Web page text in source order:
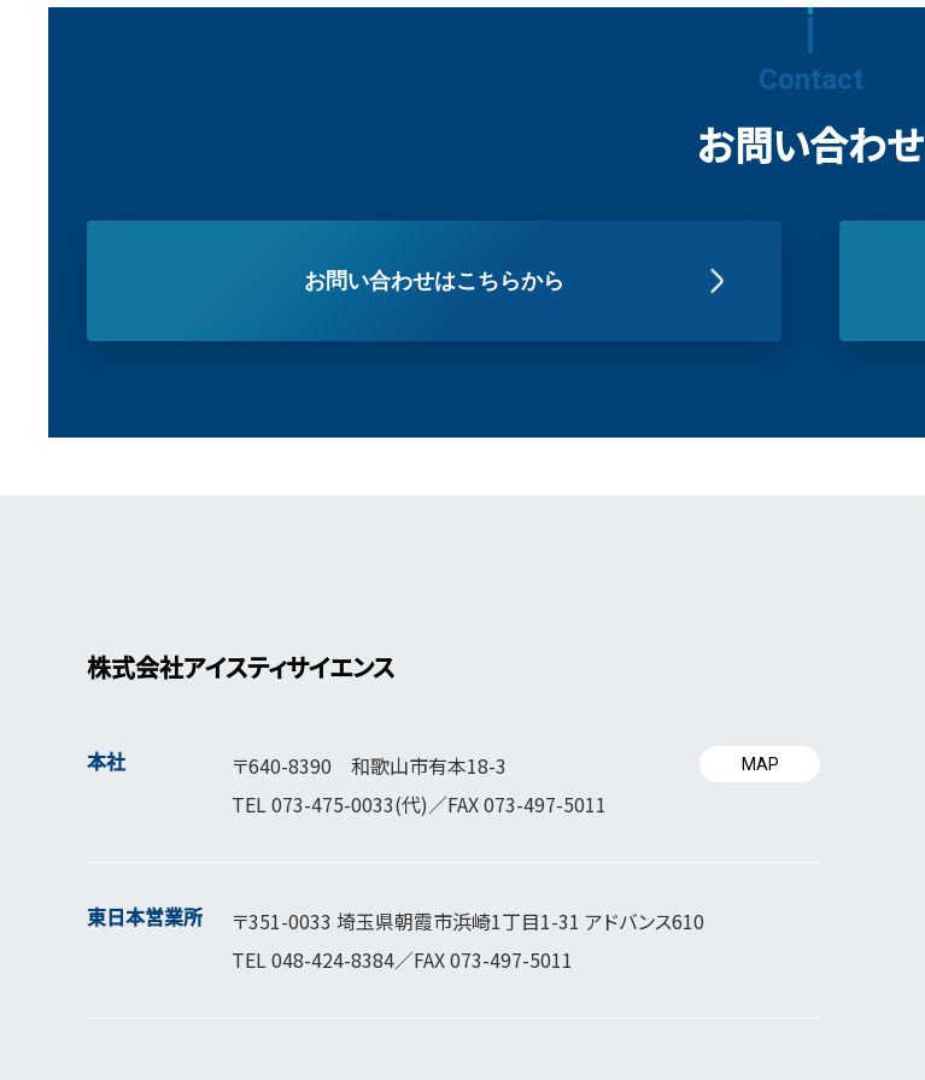
Contact
お問い合わせ
お問い合わせはこちらから
株式会社アイスティサイエンス
本社
〒640-8390 和歌山市有本18-3
TEL073-475-0033(代)／FAX 073-497-5011
MAP
東日本営業所
〒351-0033 埼玉県朝霞市浜崎1丁目1-31 アドバンス610
TEL048-424-8384／FAX 073-497-5011